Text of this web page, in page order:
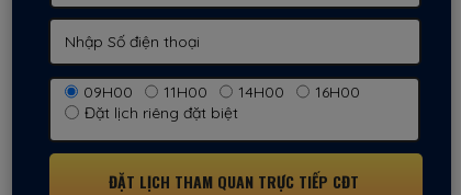
ĐẶT LỊCH THAM QUAN TRỰC TIẾP CĐT
09H00 11H00 14H00
16H00
Đặt lịch riêng đặt biệt